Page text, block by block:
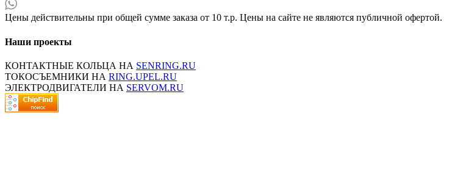
Цены действительны при общей сумме заказа от 10 т.р. Цены на сайте не являются публичной офертой.
Наши проекты
КОНТАКТНЫЕ КОЛЬЦА НА SENRING.RU
ТОКОСЪЕМНИКИ НА RING.UPEL.RU
ЭЛЕКТРОДВИГАТЕЛИ НА SERVOM.RU